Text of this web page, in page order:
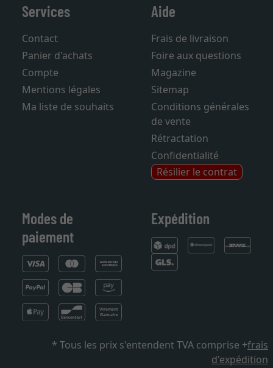
Services
Contact
Panier d'achats
Compte
Mentions légales
Ma liste de souhaits
Aide
Frais de livraison
Foire aux questions
Magazine
Sitemap
Conditions générales
de vente
Rétractation
Confidentialité
Résilier le contrat
Modes de
paiement
Expédition
* Tous les prix s'entendent TVA comprise +frais
d'expédition